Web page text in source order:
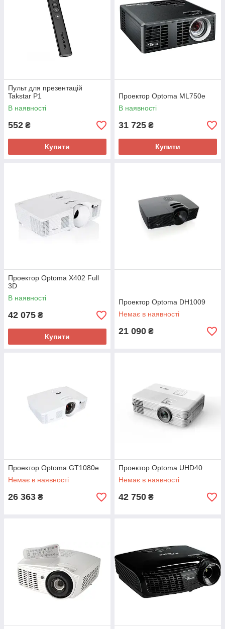
Пульт для презентацій
Takstar P1
В наявності
552 ₴
Купити
Проектор Optoma ML750e
В наявності
31 725 ₴
Купити
Проектор Optoma X402 Full
3D
В наявності
42 075 ₴
Купити
Проектор Optoma DH1009
Немає в наявності
21 090 ₴
Проектор Optoma GT1080e
Немає в наявності
26 363 ₴
Проектор Optoma UHD40
Немає в наявності
42 750 ₴